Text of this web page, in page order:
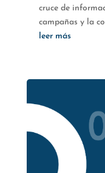
cruce de
campañas y la
leer más